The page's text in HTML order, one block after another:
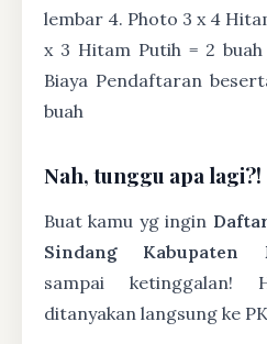
lembar 4. Photo 3 x 4
x 3 Hitam Putih = 2 buah
Biaya Pendaftaran
buah
Nah, tunggu apa lagi?!
Buat kamu yg ingin
Sindang Kabupaten
sampai ketinggalan!
ditanyakan langsung ke